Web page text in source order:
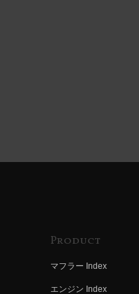
Product
マフラー Index
エンジン Index